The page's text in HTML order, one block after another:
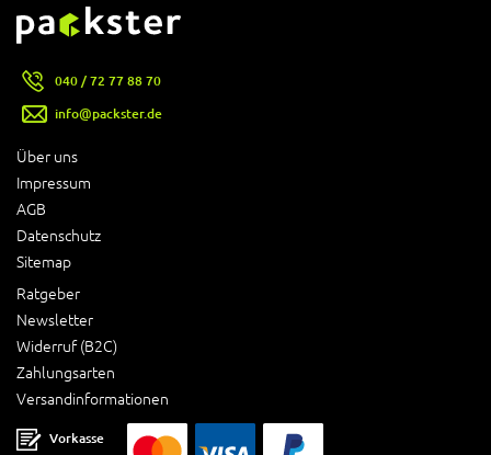
Über uns
Impressum
AGB
Datenschutz
Sitemap
Ratgeber
Newsletter
Widerruf (B2C)
Zahlungsarten
Versandinformationen
040 / 72 77 88 70
info@packster.de
Vorkasse